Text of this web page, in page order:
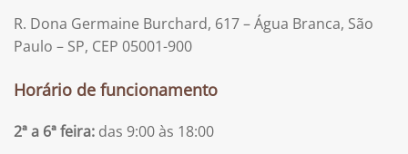
R. Dona Germaine Burchard, 617 – Água Branca, São
Paulo – SP, CEP 05001-900
Horário de funcionamento
2ª a 6ª feira: das 9:00 às 18:00